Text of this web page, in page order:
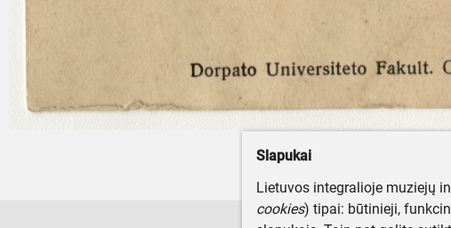
Slapukai
Lietuvos integralioje muziejų
cookies) tipai: būtinieji,